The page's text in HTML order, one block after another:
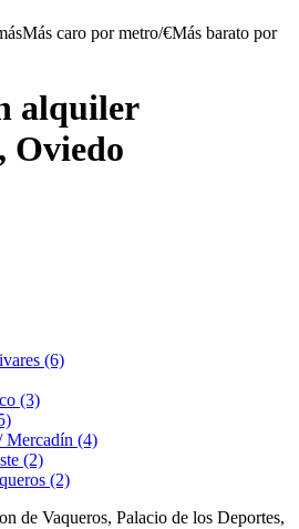
Más caro por metro/€Más barato por
alquiler
Oviedo
(6)
(3)
Mercadín (4)
(2)
(2)